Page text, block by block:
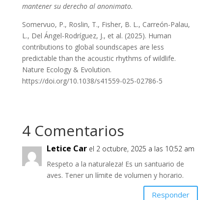
mantener su derecho al anonimato.
Somervuo, P., Roslin, T., Fisher, B. L., Carreón-Palau,
L., Del Ángel-Rodríguez, J., et al. (2025). Human
contributions to global soundscapes are less
predictable than the acoustic rhythms of wildlife.
Nature Ecology & Evolution.
https://doi.org/10.1038/s41559-025-02786-5
4 Comentarios
Letice Car el 2 octubre, 2025 a las 10:52 am
Respeto a la naturaleza! Es un santuario de
aves. Tener un límite de volumen y horario.
Responder